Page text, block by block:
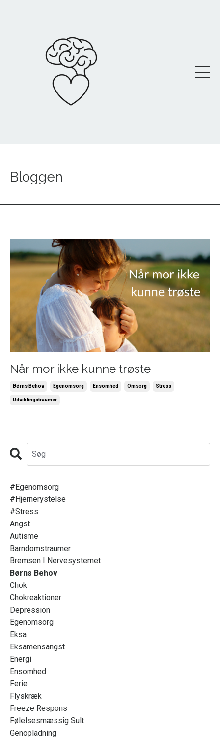
Bloggen
Når mor ikke kunne trøste
Børns Behov Egenomsorg Ensomhed Omsorg Stress
Udviklingstraumer
#egenomsorg
#hjernerystelse
#stress
Angst
Autisme
Barndomstraumer
Bremsen I Nervesystemet
Børns Behov
Chok
Chokreaktioner
Depression
Egenomsorg
Eksa
Eksamensangst
Energi
Ensomhed
Ferie
Flyskræk
Freeze Respons
Følelsesmæssig Sult
Genopladning